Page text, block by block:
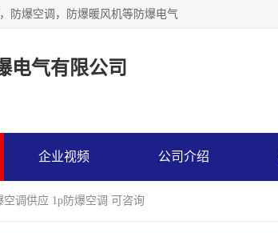
防爆空调，防爆暖风机等防爆电气
电气有限公司
企业视频 公司介绍
空调供应 1p防爆空调 可咨询